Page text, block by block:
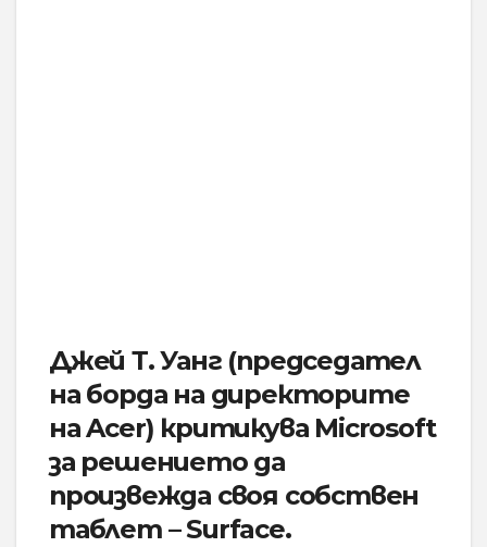
Джей Т. Уанг (председател
на борда на директорите
на Acer) критикува Microsoft
за решението да
произвежда своя собствен
таблет – Surface.